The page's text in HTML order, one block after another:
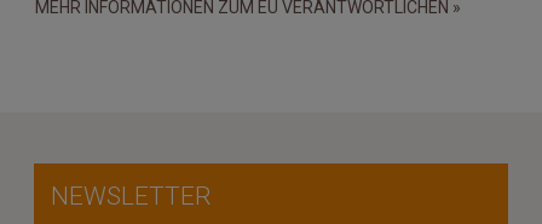
MEHR INFORMATIONEN ZUM EU VERANTWORTLICHEN »
NEWSLETTER